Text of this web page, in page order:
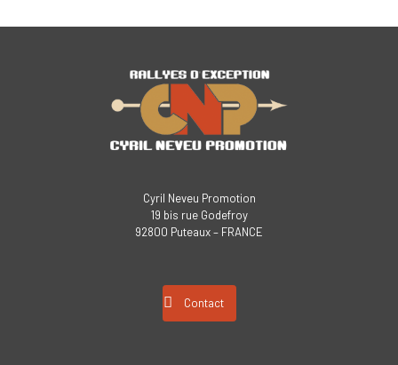
Cyril Neveu Promotion
19 bis rue Godefroy
92800 Puteaux – FRANCE
Contact